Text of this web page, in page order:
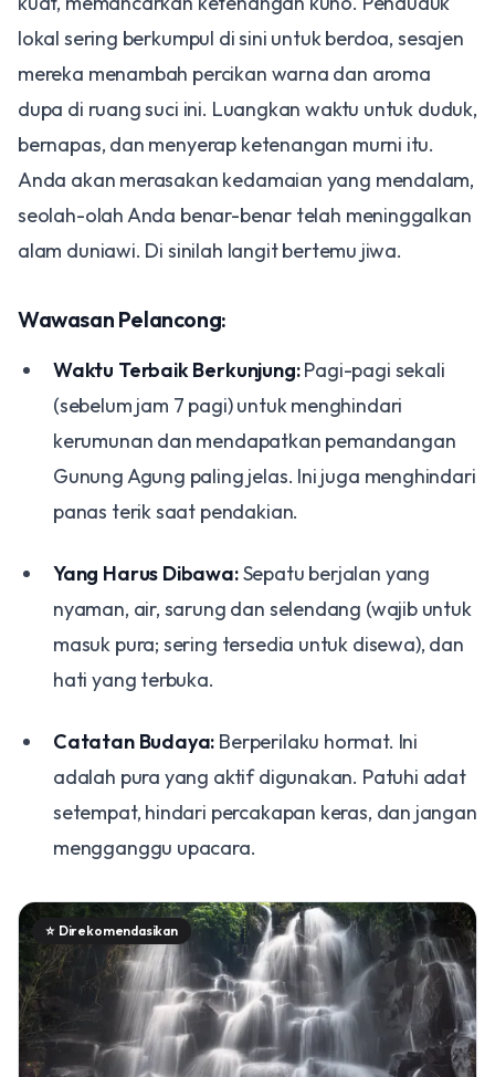
lokal sering berkumpul di sini untuk berdoa, sesajen
mereka menambah percikan warna dan aroma
dupa di ruang suci ini. Luangkan waktu untuk duduk,
bernapas, dan menyerap ketenangan murni itu.
Anda akan merasakan kedamaian yang mendalam,
seolah-olah Anda benar-benar telah meninggalkan
alam duniawi. Di sinilah langit bertemu jiwa.
Wawasan Pelancong:
Waktu Terbaik Berkunjung:Pagi-pagi sekali
(sebelum jam 7 pagi) untuk menghindari
kerumunan dan mendapatkan pemandangan
Gunung Agung paling jelas. Ini juga menghindari
panas terik saat pendakian.
Yang Harus Dibawa:Sepatu berjalan yang
nyaman, air, sarung dan selendang (wajib untuk
masuk pura; sering tersedia untuk disewa), dan
hati yang terbuka.
Catatan Budaya: Berperilaku hormat. Ini
adalah pura yang aktif digunakan. Patuhi adat
setempat, hindari percakapan keras, dan jangan
mengganggu upacara.
⭐ Direkomendasikan